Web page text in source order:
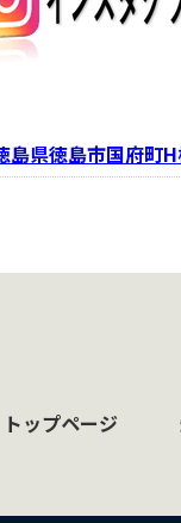
島県徳島市国府町
トップページ